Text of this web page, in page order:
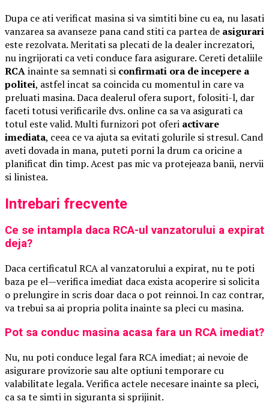
Dupa ce ati verificat masina si va simtiti bine cu ea, nu lasati
vanzarea sa avanseze pana cand stiti ca partea de asigurari
este rezolvata. Meritati sa plecati de la dealer increzatori,
nu ingrijorati ca veti conduce fara asigurare. Cereti detaliile
RCAinainte sa semnati si confirmati ora de incepere a
politei, astfel incat sa coincida cu momentul in care va
preluati masina. Daca dealerul ofera suport, folositi-l, dar
faceti totusi verificarile dvs. online ca sa va asigurati ca
totul este valid. Multi furnizori pot oferi activare
imediata, ceea ce va ajuta sa evitati golurile si stresul. Cand
aveti dovada in mana, puteti porni la drum ca oricine a
planificat din timp. Acest pas mic va protejeaza banii, nervii
si linistea.
Intrebari frecvente
Ce se intampla daca RCA-ul vanzatorului a expirat
deja?
Daca certificatul RCA al vanzatorului a expirat, nu te poti
baza pe el—verifica imediat daca exista acoperire si solicita
o prelungire in scris doar daca o pot reinnoi. In caz contrar,
va trebui sa ai propria polita inainte sa pleci cu masina.
Pot sa conduc masina acasa fara un RCA imediat?
Nu, nu poti conduce legal fara RCA imediat; ai nevoie de
asigurare provizorie sau alte optiuni temporare cu
valabilitate legala. Verifica actele necesare inainte sa pleci,
ca sa te simti in siguranta si sprijinit.